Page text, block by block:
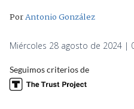
PorAntonio González
Miércoles 28 agosto de 2024 |
Seguimos criterios de